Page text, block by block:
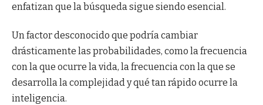
enfatizan que la búsqueda sigue siendo esencial.
Un factor desconocido que podría cambiar
drásticamente las probabilidades, como la frecuencia
con la que ocurre la vida, la frecuencia con la que se
desarrolla la complejidad y qué tan rápido ocurre la
inteligencia.